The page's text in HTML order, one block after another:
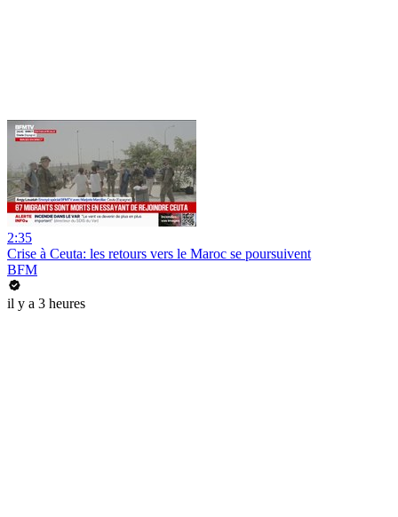
2:35
Crise à Ceuta: les retours vers le Maroc se poursuivent
BFM
il y a 3 heures